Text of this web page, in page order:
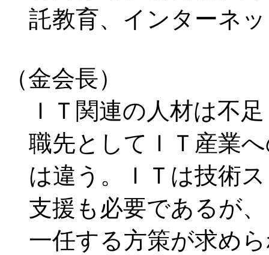
託教育、インターネ
（金会長）
ＩＴ関連の人材は不
職先としてＩＴ産業
は違う。ＩＴは技術
支援も必要であるが
一任する方策が求め